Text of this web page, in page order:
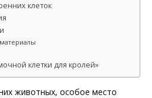
клеток
клетки для кролей»
животных, особое место